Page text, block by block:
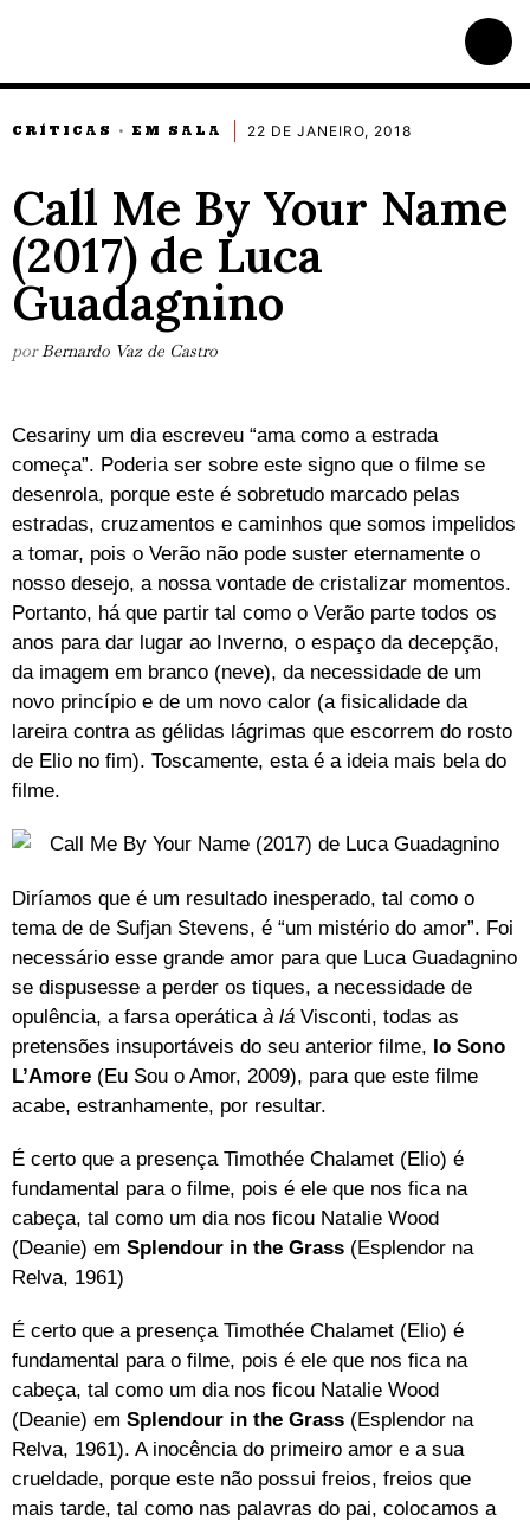
CRÍTICAS · EM SALA 22 DE JANEIRO, 2018
Call Me By Your Name
(2017) de Luca
Guadagnino
porBernardo Vaz de Castro
Cesariny um dia escreveu “ama como a estrada
começa”. Poderia ser sobre este signo que o filme se
desenrola, porque este é sobretudo marcado pelas
estradas, cruzamentos e caminhos que somos impelidos
a tomar, pois o Verão não pode suster eternamente o
nosso desejo, a nossa vontade de cristalizar momentos.
Portanto, há que partir tal como o Verão parte todos os
anos para dar lugar ao Inverno, o espaço da decepção,
da imagem em branco (neve), da necessidade de um
novo princípio e de um novo calor (a fisicalidade da
lareira contra as gélidas lágrimas que escorrem do rosto
de Elio no fim). Toscamente, esta é a ideia mais bela do
filme.
Diríamos que é um resultado inesperado, tal como o
tema de de Sufjan Stevens, é “um mistério do amor”. Foi
necessário esse grande amor para que Luca Guadagnino
se dispusesse a perder os tiques, a necessidade de
opulência, a farsa operática à lá Visconti, todas as
pretensões insuportáveis do seu anterior filme, Io Sono
L’Amore (Eu Sou o Amor, 2009), para que este filme
acabe, estranhamente, por resultar.
É certo que a presença Timothée Chalamet (Elio) é
fundamental para o filme, pois é ele que nos fica na
cabeça, tal como um dia nos ficou Natalie Wood
(Deanie) em Splendour in the Grass (Esplendor na
Relva, 1961)
É certo que a presença Timothée Chalamet (Elio) é
fundamental para o filme, pois é ele que nos fica na
cabeça, tal como um dia nos ficou Natalie Wood
(Deanie) em Splendour in the Grass (Esplendor na
Relva, 1961). A inocência do primeiro amor e a sua
crueldade, porque este não possui freios, freios que
mais tarde, tal como nas palavras do pai, colocamos a